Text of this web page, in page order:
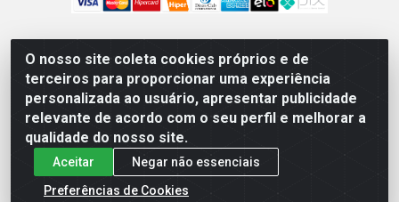
O nosso site coleta cookies próprios e de
terceiros para proporcionar uma experiência
personalizada ao usuário, apresentar publicidade
relevante de acordo com o seu perfil e melhorar a
qualidade do nosso site.
Aceitar
Negar não essenciais
Preferências de Cookies
ABRASEG COMÉRCIO ATACADISTA LTDA - CNPJ:
10.894.768/0001-00 - Avenida Lobo Júnior, 1045 -
Penha Circular - Rio de Janeiro - RJ - CEP 21020-124